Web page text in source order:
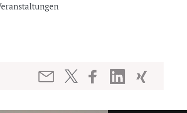
Veranstaltungen